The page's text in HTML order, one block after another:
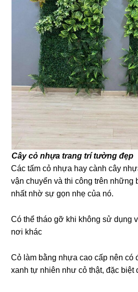
Cây cỏ nhựa trang trí tường đẹp
Các tấm cỏ nhựa hay cành cây
vận chuyển và thi công trên
nhất nhờ sự gọn nhẹ của nó.
Có thể tháo gỡ khi không sử dụng
nơi khác
Cỏ làm bằng nhựa cao cấp nên có
xanh tự nhiên như cỏ thật, đặc biệt